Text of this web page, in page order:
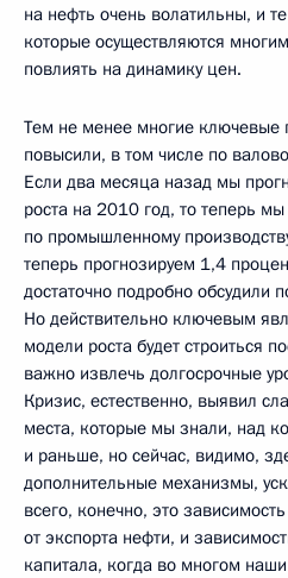
на нефть очень волатильны, и
которые осуществляются
повлиять на динамику цен.
Тем не менее многие ключевые
повысили, в том числе по
Если два месяца назад мы
роста на 2010 год, то теперь
по промышленному
теперь прогнозируем 1,4
достаточно подробно обсудили
Но действительно ключевым
модели роста будет строиться
важно извлечь долгосрочные
Кризис, естественно, выявил
места, которые мы знали, над
и раньше, но сейчас, видимо,
дополнительные механизмы,
всего, конечно, это
от экспорта нефти, и
капитала, когда во многом